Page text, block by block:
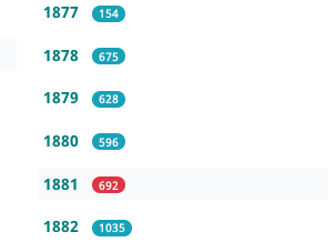
1877 154
1878 675
1879 628
1880 596
1881 692
1882 1035